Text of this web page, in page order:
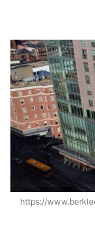
https://